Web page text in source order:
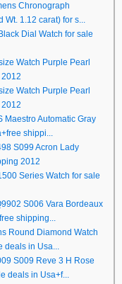
Chronograph
Wt. 1.12 carat) for s...
Dial Watch for sale
Watch Purple Pearl
Watch Purple Pearl
Maestro Automatic Gray
shippi...
S099 Acron Lady
2012
Series Watch for sale
S006 Vara Bordeaux
shipping...
Round Diamond Watch
deals in Usa...
S009 Reve 3 H Rose
deals in Usa+f...